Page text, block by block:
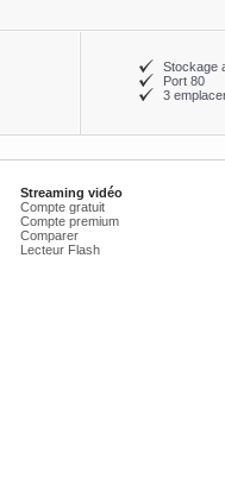
Stockage
Port 80
3
Streaming vidéo
Compte gratuit
Compte premium
Comparer
Lecteur Flash